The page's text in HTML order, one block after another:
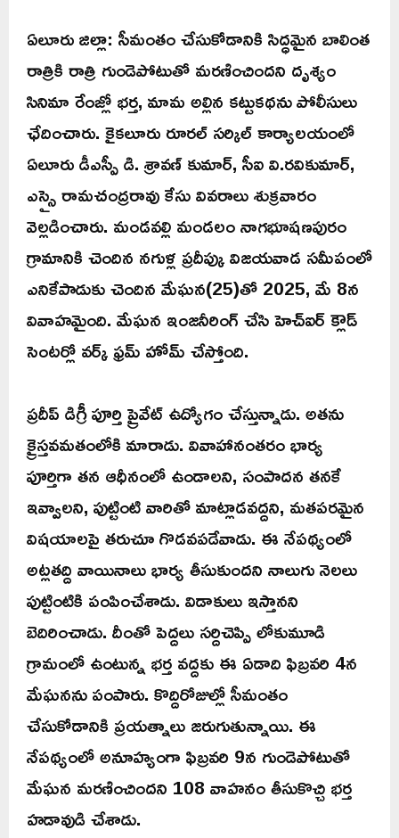
ఏలూరు జిల్లా: సీమంతం చేసుకోడానికి సిద్ధమైన బాలింత
రాత్రికి రాత్రి గుండెపోటుతో మరణించిందని దృశ్యం
సినిమా రేంజ్లో భర్త, మామ అల్లిన కట్టుకథను పోలీసులు
ఛేదించారు. కైకలూరు రూరల్ సర్కిల్ కార్యాలయంలో
ఏలూరు డీఎస్పీ డి. శ్రావణ్ కుమార్, సీఐ వి.రవికుమార్,
ఎస్సై రామచంద్రరావు కేసు వివరాలు శుక్రవారం
వెల్లడించారు. మండవల్లి మండలం నాగభూషణపురం
గ్రామానికి చెందిన నగుళ్ల ప్రదీప్కు విజయవాడ సమీపంలో
ఎనికేపాడుకు చెందిన మేఘన(25)తో 2025, మే 8న
వివాహమైంది. మేఘన ఇంజనీరింగ్ చేసి హెచ్ఐర్ క్లౌడ్
సెంటర్లో వర్క్ ఫ్రమ్ హోమ్ చేస్తోంది.
ప్రదీప్ డిగ్రీ పూర్తి ప్రైవేట్ ఉద్యోగం చేస్తున్నాడు. అతను
క్రైస్తవమతంలోకి మారాడు. వివాహానంతరం భార్య
పూర్తిగా తన ఆధీనంలో ఉండాలని, సంపాదన తనకే
ఇవ్వాలని, పుట్టింటి వారితో మాట్లాడవద్దని, మతపరమైన
విషయాలపై తరుచూ గొడవపడేవాడు. ఈ నేపథ్యంలో
అట్లతద్ది వాయినాలు భార్య తీసుకుందని నాలుగు నెలలు
పుట్టింటికి పంపించేశాడు. విడాకులు ఇస్తానని
బెదిరించాడు. దీంతో పెద్దలు సర్దిచెప్పి లోకుమూడి
గ్రామంలో ఉంటున్న భర్త వద్దకు ఈ ఏడాది ఫిబ్రవరి 4న
మేఘనను పంపారు. కొద్దిరోజుల్లో సీమంతం
చేసుకోడానికి ప్రయత్నాలు జరుగుతున్నాయి. ఈ
నేపథ్యంలో అనూహ్యంగా ఫిబ్రవరి 9న గుండెపోటుతో
మేఘన మరణించిందని 108 వాహనం తీసుకొచ్చి భర్త
హడావుడి చేశాడు.